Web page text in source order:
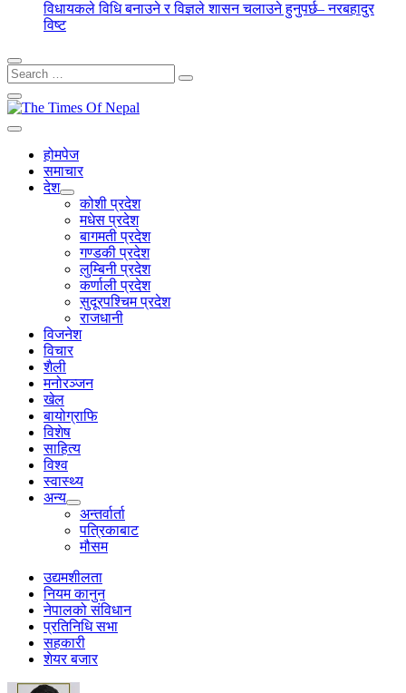
विधायकले विधि बनाउने र विज्ञले शासन चलाउने हुनुपर्छ– नरबहादुर
विष्ट
Search
for:
होमपेज
समाचार
देश
कोशी प्रदेश
मधेस प्रदेश
बागमती प्रदेश
गण्डकी प्रदेश
लुम्बिनी प्रदेश
कर्णाली प्रदेश
सुदूरपश्चिम प्रदेश
राजधानी
विजनेश
विचार
शैली
मनोरञ्जन
खेल
बायोग्राफि
विशेष
साहित्य
विश्व
स्वास्थ्य
अन्य
अन्तर्वार्ता
पत्रिकाबाट
मौसम
उद्यमशीलता
नियम कानुन
नेपालको संविधान
प्रतिनिधि सभा
सहकारी
शेयर बजार